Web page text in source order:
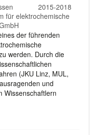
2015-2018
für elektrochemische
der führenden
werden. Durch die
(JKU Linz, MUL,
und
Wissenschaftlern